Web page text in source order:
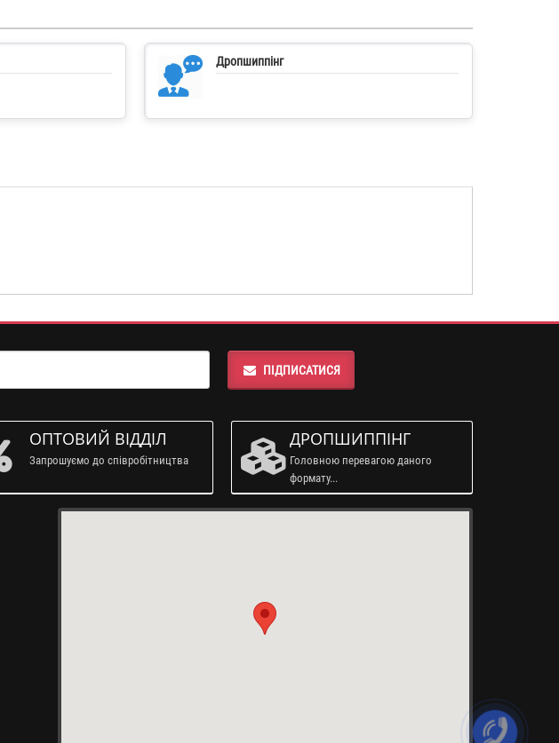
Дропшиппінг
ПІДПИСАТИСЯ
ОПТОВИЙ ВІДДІЛ
Запрошуємо до співробітництва
ДРОПШИППІНГ
Головною перевагою даного
формату...